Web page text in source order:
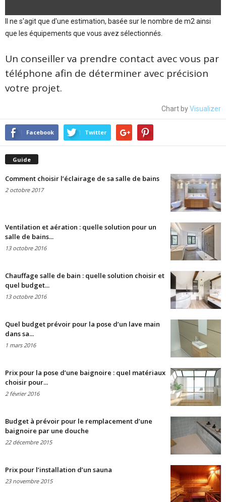
Il ne s'agit que d'une estimation, basée sur le nombre de m2 ainsi
que les équipements que vous avez sélectionnés.
Un conseiller va prendre contact avec vous par
téléphone afin de déterminer avec précision
votre projet.
Chart byVisualizer
Facebook Twitter
Guide
Comment choisir l’éclairage de sa salle de bains
2 octobre 2017
Ventilation et aération : quelle solution pour un
salle de bains...
13 octobre 2016
Chauffage salle de bain : quelle solution choisir et
quel budget...
13 octobre 2016
Quel budget prévoir pour la pose d’un lave main
dans sa...
1 mars 2016
Prix pour la pose d’une baignoire : quel matériaux
choisir pour...
2 février 2016
Budget à prévoir pour le remplacement d’une
baignoire par une douche
22 décembre 2015
Prix pour l’installation d’un sauna
23 novembre 2015